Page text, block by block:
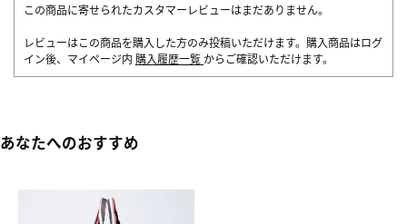
この商品に寄せられたカスタマーレビューはまだありません。
レビューはこの商品を購入した方のみ投稿いただけます。購入商品はログ
イン後、マイページ内 購入履歴一覧 からご確認いただけます。
あなたへのおすすめ